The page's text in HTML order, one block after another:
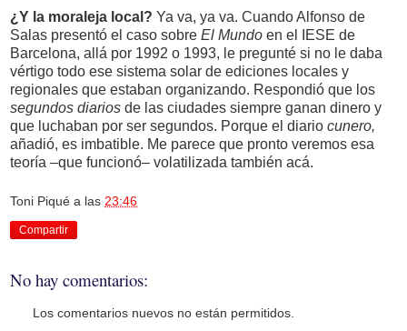
¿Y la moraleja local? Ya va, ya va. Cuando Alfonso de
Salas presentó el caso sobre El Mundo en el IESE de
Barcelona, allá por 1992 o 1993, le pregunté si no le daba
vértigo todo ese sistema solar de ediciones locales y
regionales que estaban organizando. Respondió que los
segundos diarios de las ciudades siempre ganan dinero y
que luchaban por ser segundos. Porque el diario cunero,
añadió, es imbatible. Me parece que pronto veremos esa
teoría –que funcionó– volatilizada también acá.
Toni Piqué a las 23:46
Compartir
No hay comentarios:
Los comentarios nuevos no están permitidos.